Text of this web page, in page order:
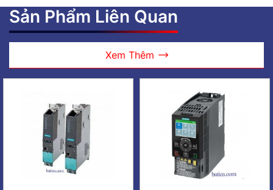
Sản Phẩm Liên Quan
Xem Thêm